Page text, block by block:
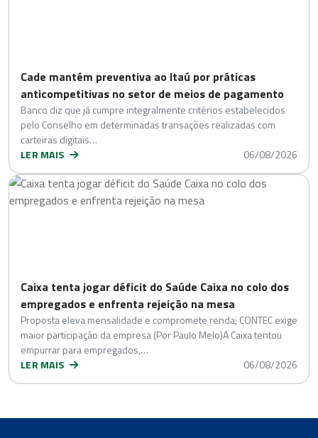
Cade mantém preventiva ao Itaú por práticas
anticompetitivas no setor de meios de pagamento
Banco diz que já cumpre integralmente critérios estabelecidos
pelo Conselho em determinadas transações realizadas com
carteiras digitais…
LER MAIS
06/08/2026
Caixa tenta jogar déficit do Saúde Caixa no colo dos
empregados e enfrenta rejeição na mesa
Proposta eleva mensalidade e compromete renda; CONTEC exige
maior participação da empresa (Por Paulo Melo)A Caixa tentou
empurrar para empregados,…
LER MAIS
06/08/2026